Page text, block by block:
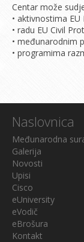
Centar može
• aktivnostima
• radu EU Civil
• međunarodnim
• programima
Naslovnica
Međunarodna
Galerija
Novosti
Upisi
Cisco
eUniversity
eVodič
eBrošura
Kontakt